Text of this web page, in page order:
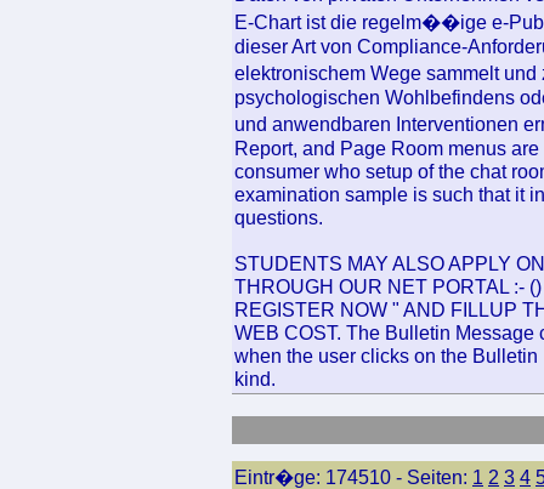
E-Chart ist die regelm��ige e-
dieser Art von Compliance-
elektronischem Wege sammelt
psychologischen Wohlbefindens
und anwendbaren Interventionen
Report, and Page Room menus
consumer who setup of the chat
examination sample is such that it
questions.
STUDENTS MAY ALSO APPLY
THROUGH OUR NET PORTAL :-
REGISTER NOW " AND FILLUP
WEB COST. The Bulletin Message
when the user clicks on the
kind.
Eintr�ge: 174510 - Seiten: 1 2 3 4